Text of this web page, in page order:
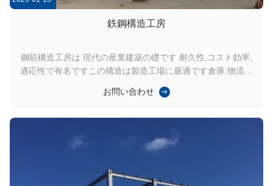
鉄鋼構造工房
鋼筋構造工房は 現代の産業建築の礎です 耐久性,コスト効率,
適応性で有名ですこの構造は製造工場に最適です倉庫,物流ハ
明します. 優れた風抵抗力 厳しい環境条件に耐えるように設計
します. 屋根と壁の覆面は,持ち上げを防ぐためにしっかりと固
定されています.空気動力学プロファイルは風荷の影響を最小
しています. 広範囲 の 能力 ポータルフレーム設計の特徴の一
お問い合わせ